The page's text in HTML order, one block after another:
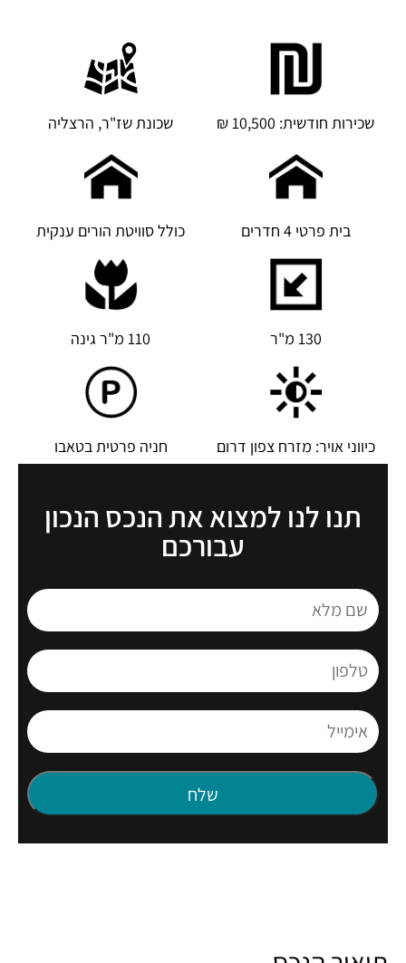
שכירות חודשית: 10,500 ₪ שכונת שז"ר, הרצליה
בית פרטי 4 חדרים כולל סוויטת הורים ענקית
130 מ"ר 110 מ"ר גינה
כיווני אויר: מזרח צפון דרום חניה פרטית בטאבו
תנו לנו למצוא את הנכס הנכון
עבורכם